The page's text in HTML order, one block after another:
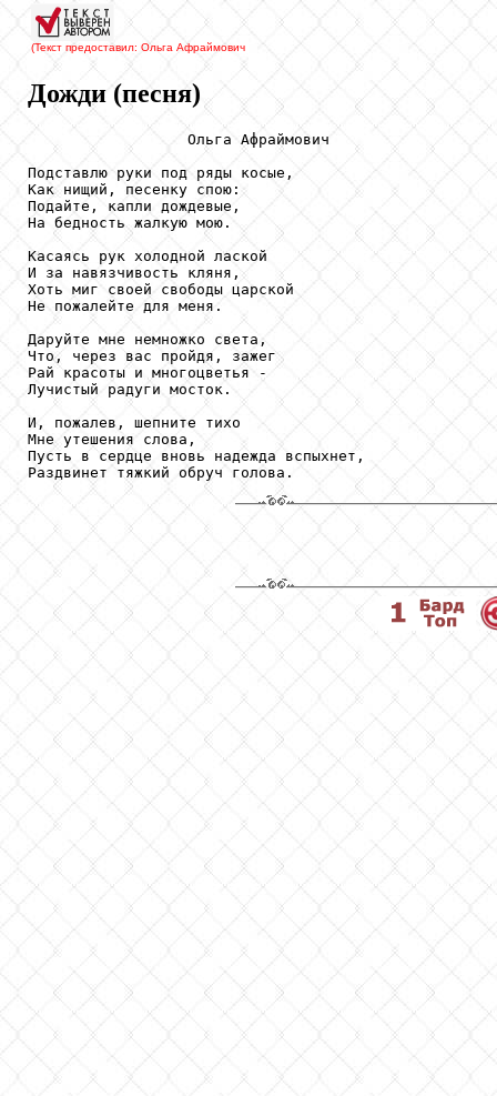
(Текст предоставил: Ольга Афраймович
Дожди (песня)
                  Ольга Афраймович
Подставлю руки под ряды косые,
Как нищий, песенку спою:
Подайте, капли дождевые,
На бедность жалкую мою.
Касаясь рук холодной лаской
И за навязчивость кляня,
Хоть миг своей свободы царской
Не пожалейте для меня.
Даруйте мне немножко света,
Что, через вас пройдя, зажег
Рай красоты и многоцветья -
Лучистый радуги мосток.
И, пожалев, шепните тихо
Мне утешения слова,
Пусть в сердце вновь надежда вспыхнет,
Раздвинет тяжкий обруч голова.